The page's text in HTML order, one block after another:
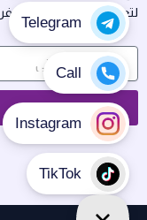
لتعيش حياتك بسلام